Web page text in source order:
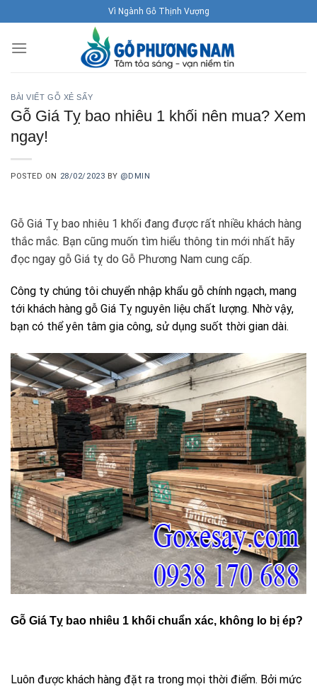
to
content
Vì Ngành Gỗ Thịnh Vượng
BÀI VIẾT GỖ XẺ SẤY
Gỗ Giá Tỵ bao nhiêu 1 khối nên mua? Xem
ngay!
POSTED ON 28/02/2023 BY @DMIN
Gỗ Giá Tỵ bao nhiêu 1 khối đang được rất nhiều khách hàng
thắc mắc. Bạn cũng muốn tìm hiểu thông tin mới nhất hãy
đọc ngay gỗ Giá tỵ do Gỗ Phương Nam cung cấp.
Công ty chúng tôi chuyển nhập khẩu gỗ chính ngạch, mang
tới khách hàng gỗ Giá Tỵ nguyên liệu chất lượng. Nhờ vậy,
bạn có thể yên tâm gia công, sử dụng suốt thời gian dài.
Gỗ Giá Tỵ bao nhiêu 1 khối chuẩn xác, không lo bị ép?
Luôn được khách hàng đặt ra trong mọi thời điểm. Bởi mức